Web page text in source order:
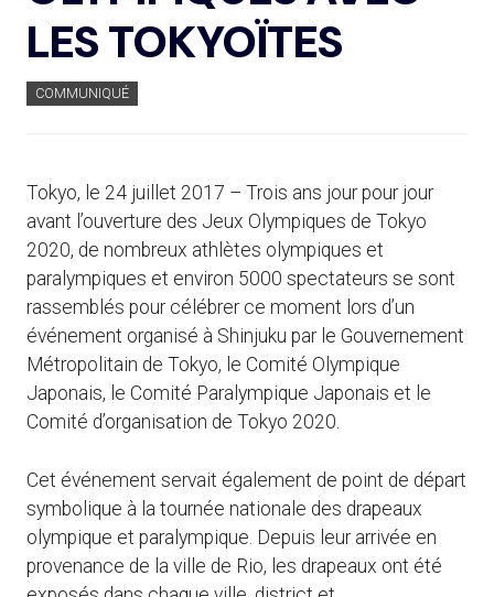
LES TOKYOÏTES
COMMUNIQUÉ
Tokyo, le 24 juillet 2017 – Trois ans jour pour jour
avant l’ouverture des Jeux Olympiques de Tokyo
2020, de nombreux athlètes olympiques et
paralympiques et environ 5000 spectateurs se sont
rassemblés pour célébrer ce moment lors d’un
événement organisé à Shinjuku par le Gouvernement
Métropolitain de Tokyo, le Comité Olympique
Japonais, le Comité Paralympique Japonais et le
Comité d’organisation de Tokyo 2020.
Cet événement servait également de point de départ
symbolique à la tournée nationale des drapeaux
olympique et paralympique. Depuis leur arrivée en
provenance de la ville de Rio, les drapeaux ont été